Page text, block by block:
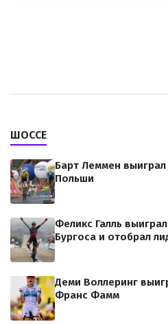
ШОССЕ
Барт Леммен
Польши
Феликс Галль
Бургоса и отобрал
Деми Воллеринг
Франс Фамм